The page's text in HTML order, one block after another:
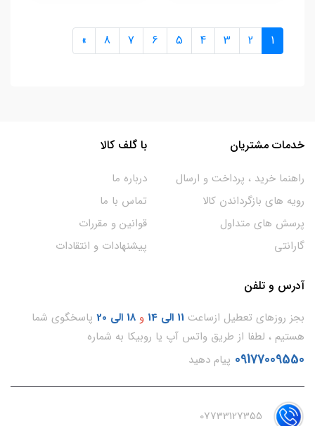
1
2
3
4
5
6
7
8
»
خدمات مشتریان
راهنما خرید ، پرداخت و ارسال
رویه های بازگرداندن کالا
پرسش های متداول
گارانتی
با گلف کالا
درباره ما
تماس با ما
قوانین و مقررات
پیشنهادات و انتقادات
آدرس و تلفن
بجز روزهای تعطیل ازساعت 11 الی 14 و 18 الی 20
پاسخگوی شما
هستیم ، لطفا از طریق واتس آپ یا روبیکا به شماره
09177009550 پیام دهید
07733127355